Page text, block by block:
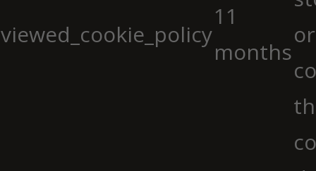
viewed_cookie_policy
11
months